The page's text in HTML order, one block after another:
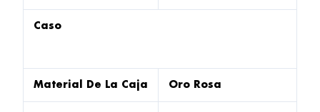
Caso
Material De La Caja Oro Rosa